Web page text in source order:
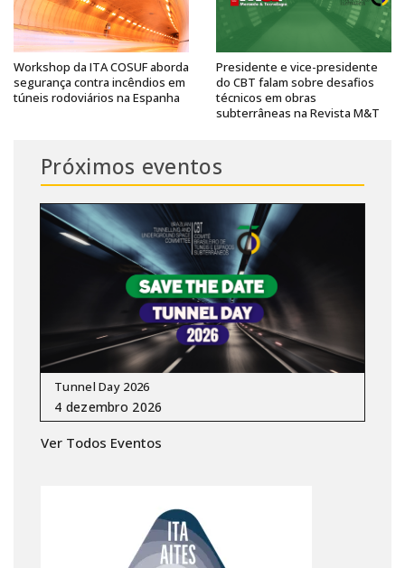
Workshop da ITA COSUF aborda
segurança contra incêndios em
túneis rodoviários na Espanha
Presidente e vice-presidente
do CBT falam sobre desafios
técnicos em obras
subterrâneas na Revista M&T
Próximos eventos
Tunnel Day 2026
Ver Todos Eventos